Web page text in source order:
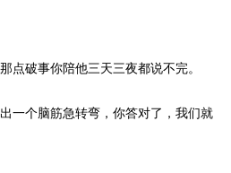
点破事你陪他三天三夜都说不完。
一个脑筋急转弯，你答对了，我们就